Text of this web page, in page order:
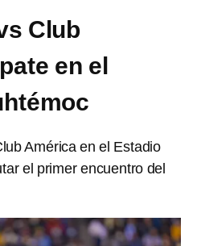
Club
en el
América en el Estadio
el primer encuentro del